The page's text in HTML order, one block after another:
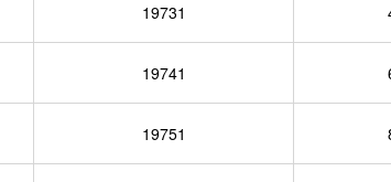
19731
19741
19751